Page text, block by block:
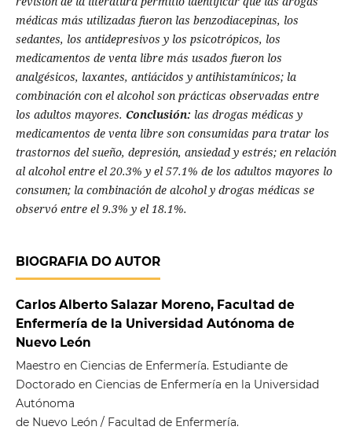
médicas más utilizadas fueron las benzodiacepinas, los
sedantes, los antidepresivos y los psicotrópicos, los
medicamentos de venta libre más usados fueron los
analgésicos, laxantes, antiácidos y antihistamínicos; la
combinación con el alcohol son prácticas observadas entre
los adultos mayores. Conclusión: las drogas médicas y
medicamentos de venta libre son consumidas para tratar los
trastornos del sueño, depresión, ansiedad y estrés; en relación
al alcohol entre el 20.3% y el 57.1% de los adultos mayores lo
consumen; la combinación de alcohol y drogas médicas se
observó entre el 9.3% y el 18.1%.
BIOGRAFIA DO AUTOR
Carlos Alberto Salazar Moreno, Facultad de
Enfermería de la Universidad Autónoma de
Nuevo León
Maestro en Ciencias de Enfermería. Estudiante de
Doctorado en Ciencias de Enfermería en la Universidad
Autónoma
de Nuevo León / Facultad de Enfermería.